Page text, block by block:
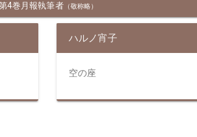
4巻月報執筆者（敬称略）
ハルノ宵子
空の座